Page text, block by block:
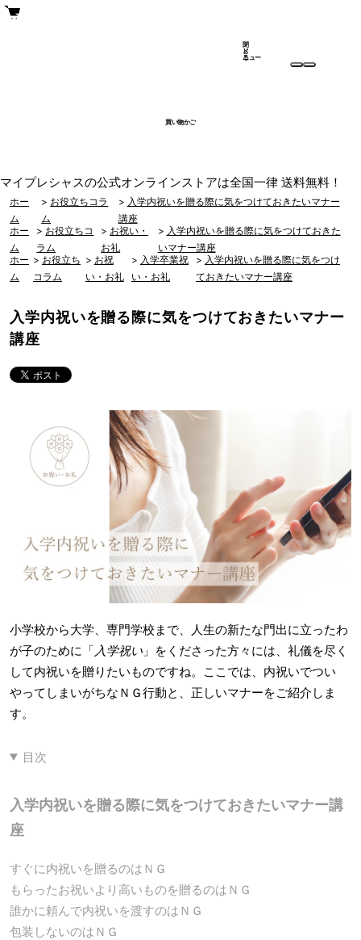
買い物かご
メ
ニュー
閉
じ
る
マイプレシャスの公式オンラインストアは全国一律 送料無料！
ホー
ム
> お役立ちコラ
ム
> 入学内祝いを贈る際に気をつけておきたいマナー
講座
ホー
ム
> お役立ちコ
ラム
> お祝い・
お礼
> 入学内祝いを贈る際に気をつけておきた
いマナー講座
ホー
ム
> お役立ち
コラム
> お祝
い・お礼
> 入学卒業祝
い・お礼
> 入学内祝いを贈る際に気をつけ
ておきたいマナー講座
入学内祝いを贈る際に気をつけておきたいマナー
講座
小学校から大学、専門学校まで、人生の新たな門出に立ったわ
が子のために「 入学祝い 」をくださった方々には、礼儀を尽く
して内祝いを贈りたいものですね。ここでは、内祝いでつい
やってしまいがちなＮＧ行動と、正しいマナーをご紹介しま
す。
目次
入学内祝いを贈る際に気をつけておきたいマナー講
座
すぐに内祝いを贈るのはＮＧ
もらったお祝いより高いものを贈るのはＮＧ
誰かに頼んで内祝いを渡すのはＮＧ
包装しないのはＮＧ